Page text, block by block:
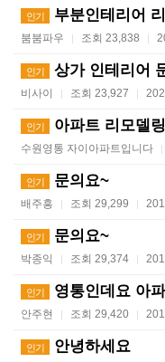
인기 부분인테리어
붐붐파우 | 조회 23,838 |
인기 상가 인테리어
비사이 | 조회 23,927 |
인기 아파트 리모델
수원영통 자이아파트입니다 |
인기 문의요~
배주흥 | 조회 29,299 |
인기 문의요~
박종익 | 조회 29,374 |
인기 영통인데요 아
안주현 | 조회 29,420 |
인기 안녕하세요